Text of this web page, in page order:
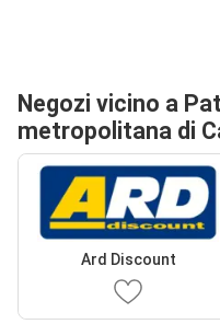
Negozi vicino a
metropolitana di
Ard Discount